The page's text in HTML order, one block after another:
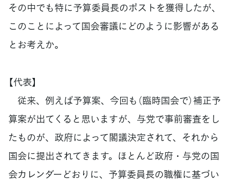
その中でも特に予算委員長のポストを獲得したが、
このことによって国会審議にどのように影響がある
とお考えか。
【代表】
従来、例えば予算案、今回も（臨時国会で）補正予
算案が出てくると思いますが、与党で事前審査をし
たものが、政府によって閣議決定されて、それから
国会に提出されてきます。ほとんど政府・与党の国
会カレンダーどおりに、予算委員長の職権に基づい